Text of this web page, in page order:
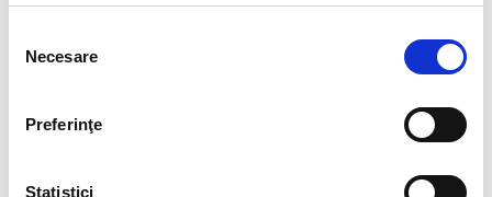
consimțământului
Necesare
Preferinţe
Statistici
neconformitatile pe care le-am observat de-a lungul
anilor vizeaza situatiile in care angajatorii doresc sa
prevazute. Totodata, in urma proceselor de audit
derulate pentru partenerii de business BIA HCS, am
nu corespund cu documentatia existenta la dosarul de